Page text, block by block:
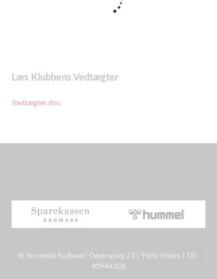
Læs Klubbens Vedtægter
Vedtægter.doc
IK Rosendal Fodbold | Døstrupvej 23 | 9500 Hobro | Tlf.:
40944328